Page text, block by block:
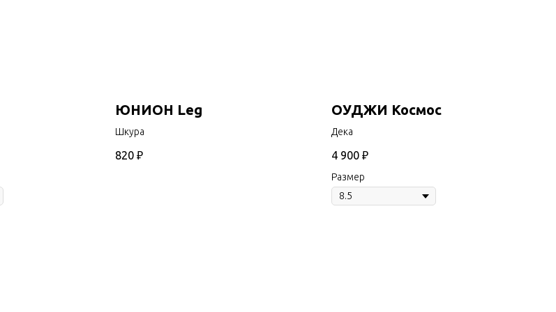
ЮНИОН Leg
Шкура
820 ₽
ОУДЖИ Космос
Дека
4 900 ₽
Размер